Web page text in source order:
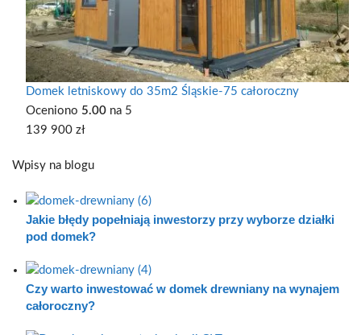
Domek letniskowy do 35m2 Śląskie-75 całoroczny
Oceniono 5.00 na 5
139 900 zł
Wpisy na blogu
Jakie błędy popełniają inwestorzy przy wyborze działki
pod domek?
Czy warto inwestować w domek drewniany na wynajem
całoroczny?